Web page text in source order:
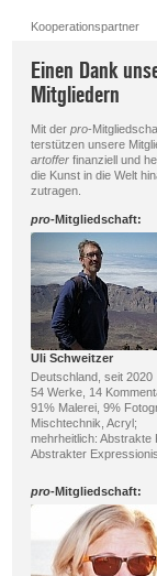
Kooperationspartner
Einen Dank
Mitgliedern
Mit der pro-
terstützen unsere
artofferfinanziell und
die Kunst in die Welt
zutragen.
pro-Mitgliedschaft:
Uli Schweitzer
Deutschland, seit 2020
54 Werke, 14
91% Malerei, 9%
Mischtechnik, Acryl;
mehrheitlich: Abstrakte
Abstrakter
pro-Mitgliedschaft: